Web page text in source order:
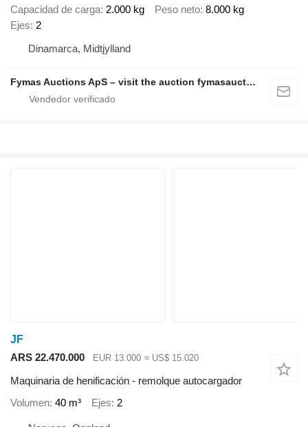
Capacidad de carga 2.000 kg Peso neto 8.000 kg
Ejes 2
Dinamarca, Midtjylland
Fymas Auctions ApS – visit the auction fymasauctions.dk
JF
ARS 22.470.000
EUR 13.000 ≈ US$ 15.020
Maquinaria de henificación - remolque autocargador
Volumen 40 m³ Ejes 2